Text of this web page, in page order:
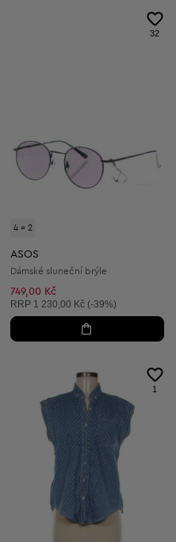
4 = 2
32
ASOS
Dámské sluneční brýle
749,00 Kč
Doporučená cena:
RRP 1 230,00 Kč (-39%)
1